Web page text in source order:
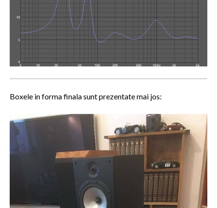
Boxele in forma finala sunt prezentate mai jos: